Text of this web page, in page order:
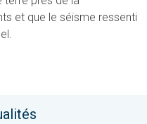
et que le séisme ressenti